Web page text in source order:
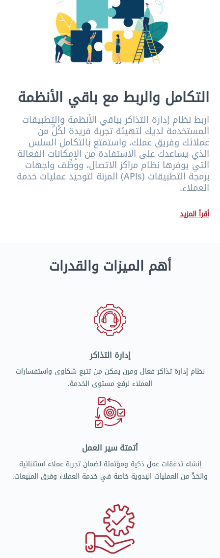
التكامل والربط مع باقي الأنظمة
اربط نظام إدارة التذاكر بباقي الأنظمة والتطبيقات
المستخدمة لديك لتهيئة تجربة فريدة لكُلٍّ من
عملائك وفريق عملك، واستمتع بالتكامل السلس
الذي يساعدك على الاستفادة من الإمكانات الفعالة
التي يوفرها نظام مراكز الاتصال، ووظِّف واجهات
برمجة التطبيقات (APIs) المرنة لتوحيد عمليات خدمة
العملاء.
أقرأ المزيد
أهم الميزات والقدرات
أتمتة سير العمل
إنشاء تدفقات عمل ذكية ومؤتمتة لضمان تجربة عملاء استثنائية
والحَدِّ من العمليات اليدوية خاصة في خدمة العملاء وفرق المبيعات.
إدارة التذاكر
نظام إدارة تذاكر فعال ومرن يمكن من تتبع شكاوى واستفسارات
العملاء لرفع مستوى الخدمة.